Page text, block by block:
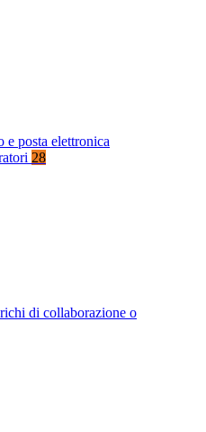
e posta elettronica
28
di collaborazione o